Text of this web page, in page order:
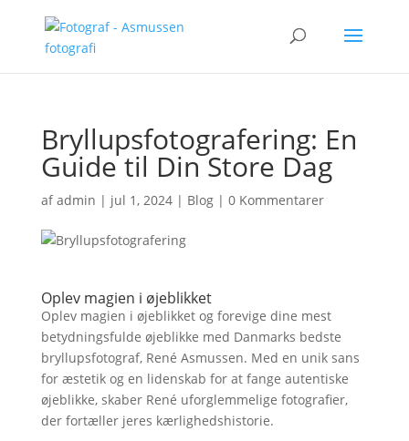
Bryllupsfotografering: En
Guide til Din Store Dag
afadmin | jul 1, 2024| Blog| 0 Kommentarer
Oplev magien i øjeblikket
Oplev magien i øjeblikket og forevige dine mest
betydningsfulde øjeblikke med Danmarks bedste
bryllupsfotograf, René Asmussen. Med en unik sans
for æstetik og en lidenskab for at fange autentiske
øjeblikke, skaber René uforglemmelige fotografier,
der fortæller jeres kærlighedshistorie.